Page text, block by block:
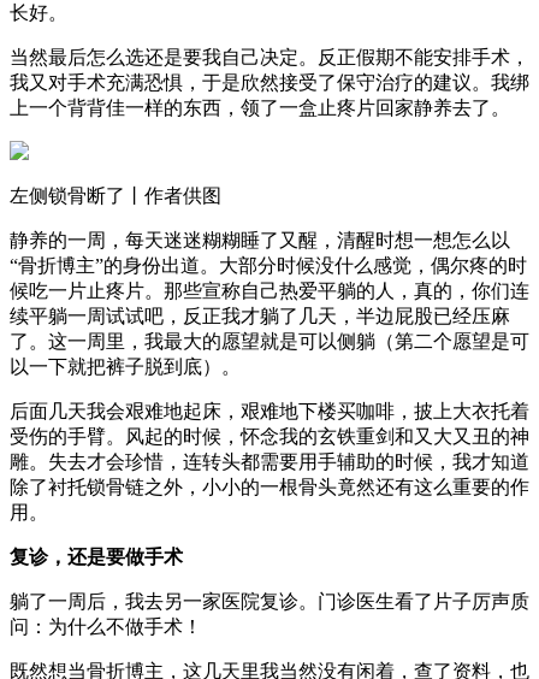
长好。
当然最后怎么选还是要我自己决定。反正假期不能安排手术，
我又对手术充满恐惧，于是欣然接受了保守治疗的建议。我绑
上一个背背佳一样的东西，领了一盒止疼片回家静养去了。
左侧锁骨断了丨作者供图
静养的一周，每天迷迷糊糊睡了又醒，清醒时想一想怎么以
“骨折博主”的身份出道。大部分时候没什么感觉，偶尔疼的时
候吃一片止疼片。那些宣称自己热爱平躺的人，真的，你们连
续平躺一周试试吧，反正我才躺了几天，半边屁股已经压麻
了。这一周里，我最大的愿望就是可以侧躺（第二个愿望是可
以一下就把裤子脱到底）。
后面几天我会艰难地起床，艰难地下楼买咖啡，披上大衣托着
受伤的手臂。风起的时候，怀念我的玄铁重剑和又大又丑的神
雕。失去才会珍惜，连转头都需要用手辅助的时候，我才知道
除了衬托锁骨链之外，小小的一根骨头竟然还有这么重要的作
用。
复诊，还是要做手术
躺了一周后，我去另一家医院复诊。门诊医生看了片子厉声质
问：为什么不做手术！
既然想当骨折博主，这几天里我当然没有闲着，查了资料，也